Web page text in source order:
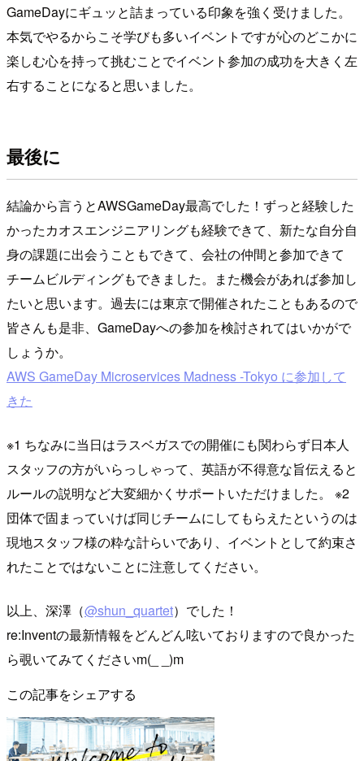
GameDayにギュッと詰まっている印象を強く受けました。
本気でやるからこそ学びも多いイベントですが心のどこかに
楽しむ心を持って挑むことでイベント参加の成功を大きく左
右することになると思いました。
最後に
結論から言うとAWSGameDay最高でした！ずっと経験した
かったカオスエンジニアリングも経験できて、新たな自分自
身の課題に出会うこともできて、会社の仲間と参加できて
チームビルディングもできました。また機会があれば参加し
たいと思います。過去には東京で開催されたこともあるので
皆さんも是非、GameDayへの参加を検討されてはいかがで
しょうか。
AWS GameDay Microservices Madness -Tokyo に参加して
きた
※1 ちなみに当日はラスベガスでの開催にも関わらず日本人
スタッフの方がいらっしゃって、英語が不得意な旨伝えると
ルールの説明など大変細かくサポートいただけました。 ※2
団体で固まっていけば同じチームにしてもらえたというのは
現地スタッフ様の粋な計らいであり、イベントとして約束さ
れたことではないことに注意してください。
以上、深澤（@shun_quartet）でした！
re:Inventの最新情報をどんどん呟いておりますので良かった
ら覗いてみてくださいm(_ _)m
この記事をシェアする